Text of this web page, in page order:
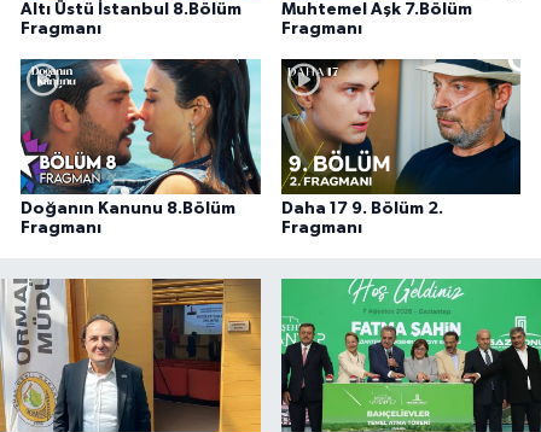
Altı Üstü İstanbul 8.Bölüm
Fragmanı
Muhtemel Aşk 7.Bölüm
Fragmanı
Doğanın Kanunu 8.Bölüm
Fragmanı
Daha 17 9. Bölüm 2.
Fragmanı